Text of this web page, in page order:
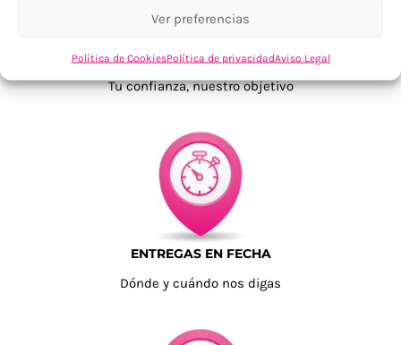
Ver preferencias
Política de CookiesPolítica de privacidadAviso Legal
TU SATISFACCIÓN = LA NUESTRA
Tu confianza, nuestro objetivo
ENTREGAS EN FECHA
Dónde y cuándo nos digas